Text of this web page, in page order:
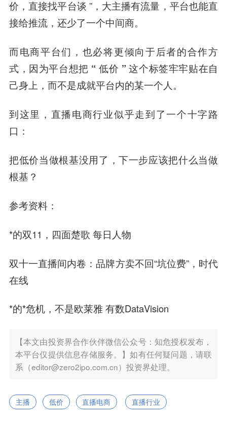
价，直接找平台谈 ”，大主播有流量，平台也能直
接给推流，还少了一个中间商。
而电商平台们，也必将更倾向于后者的合作方
式，因为平台想把 “ 低价 ” 这个标签牢牢贴在自
己身上，而不是成就平台内的某一个人。
到这里，直播电商行业似乎走到了一个十字路
口：
把低价当做根基没用了，下一步应该把什么当做
根基？
参考资料：
*的双11，四面楚歌 每日人物
双十一直播间内卷：品牌方卖不回“坑位费”，时代
在线
*的*危机，不是欧莱雅 有数DataVision
【本文由投资界合作伙伴微信公众号：知危授权发布，
本平台仅提供信息存储服务。】如有任何疑问题，请联
系（editor@zero2ipo.com.cn）投资界处理。
主播 低价 直播电商 直播行业